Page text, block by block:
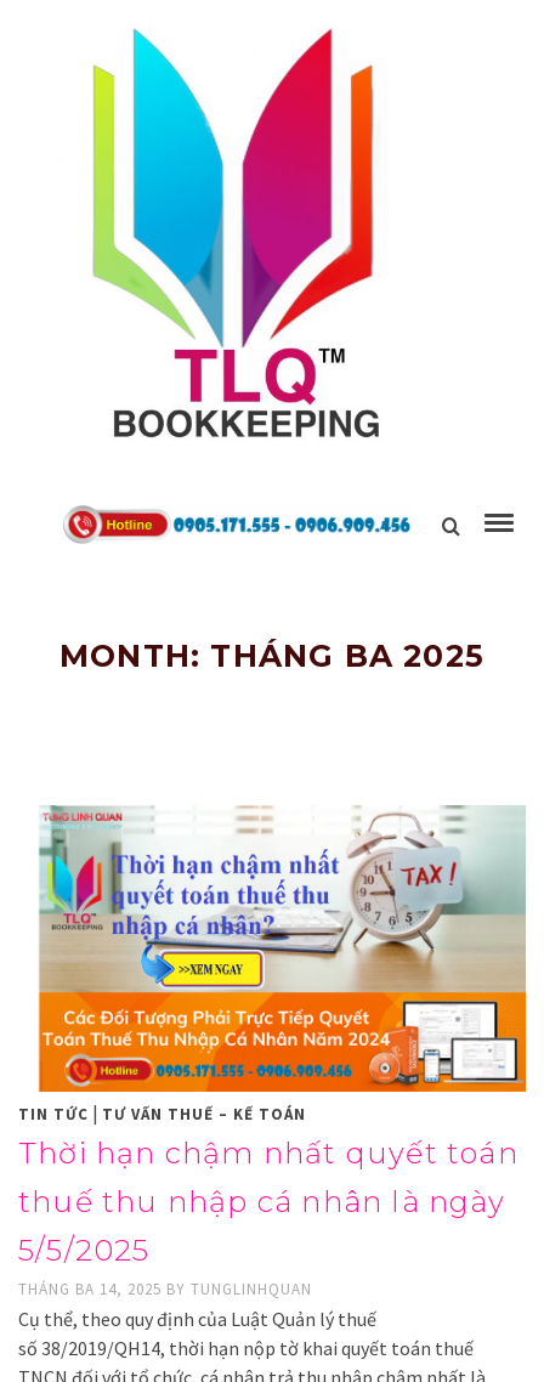
Kết Nối,
MONTH: THÁNG BA 2025
TIN TỨC | TƯ VẤN THUẾ – KẾ TOÁN
Thời hạn chậm nhất quyết toán
thuế thu nhập cá nhân là ngày
5/5/2025
THÁNG BA 14, 2025 BY TUNGLINHQUAN
Cụ thể, theo quy định của Luật Quản lý thuế
số 38/2019/QH14, thời hạn nộp tờ khai quyết toán thuế
TNCN đối với tổ chức, cá nhân trả thu nhập chậm nhất là